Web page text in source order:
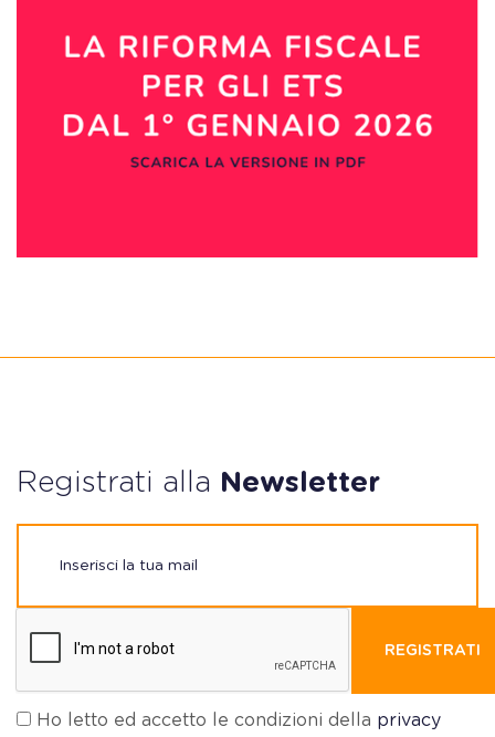
Registrati alla Newsletter
REGISTRATI
Ho letto ed accetto le condizioni della privacy